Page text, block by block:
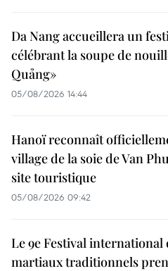
Da Nang accueillera un
célébrant la soupe de
Quảng»
05/08/2026 14:44
Hanoï reconnaît
village de la soie de Van
site touristique
05/08/2026 09:42
Le 9e Festival international
martiaux traditionnels